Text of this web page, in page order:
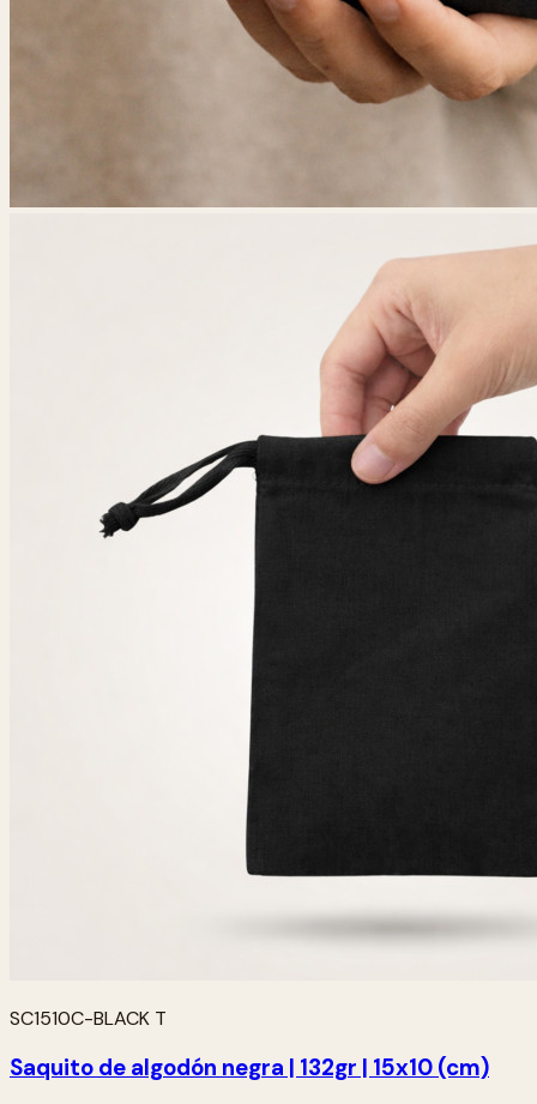
SC1510C-BLACK T
Saquito de algodón negra | 132gr | 15x10 (cm)